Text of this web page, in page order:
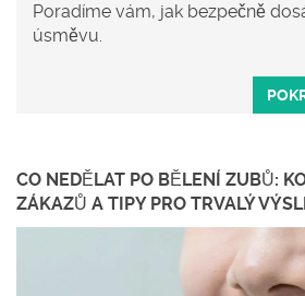
Poradíme vám, jak bezpečně
úsměvu.
CO NEDĚLAT PO BĚLENÍ ZUBŮ:
ZÁKAZŮ A TIPY PRO TRVALÝ